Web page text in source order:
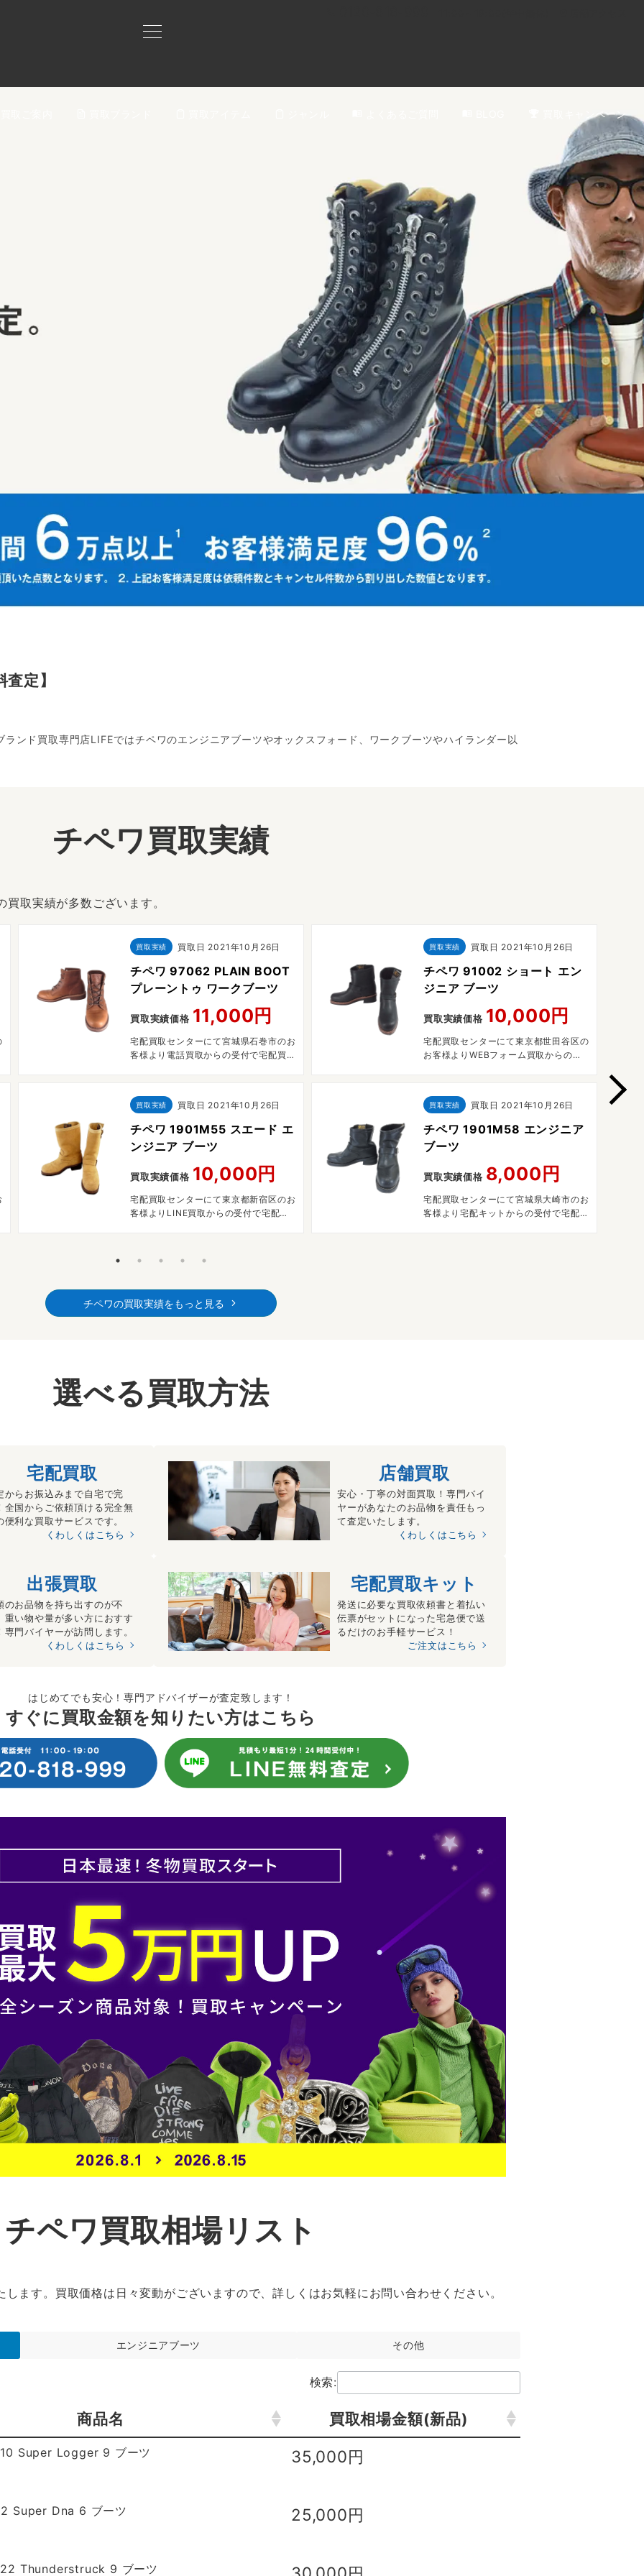
買取キャンペーン
定】
ンド買取専門店LIFEではチペワのエンジニアブーツやオックスフォード、ワークブーツやハイランダー以
チペワ買取実績
取実績が多数ございます。
買取実績 買取日 2021年10月26日
チペワ 97062 PLAIN BOOT
プレーントゥ ワークブーツ
買取実績価格 11,000円
宅配買取センターにて宮城県石巻市のお
客様より電話買取からの受付で宅配買取
買取実績 買取日 2021年10月26日
チペワ 1901M55 スエード エ
ンジニア ブーツ
買取実績価格 10,000円
宅配買取センターにて東京都新宿区のお
客様よりLINE買取からの受付で宅配買
買取実績 買取日 2021年10月26日
チペワ 91002 ショート エン
ジニア ブーツ
買取実績価格 10,000円
宅配買取センターにて東京都世田谷区の
お客様よりWEBフォーム買取からの受
買取実績 買取日 2021年10月26日
チペワ 1901M58 エンジニア
ブーツ
買取実績価格 8,000円
宅配買取センターにて宮城県大崎市のお
客様より宅配キットからの受付で宅配買
チペワの買取実績をもっと見る
選べる買取方法
宅配買取
からお振込みまで自宅で完
全国からご依頼頂ける完全無
便利な買取サービスです。
くわしくはこちら
店舗買取
安心・丁寧の対面買取！専門バイ
ヤーがあなたのお品物を責任もっ
て査定いたします。
くわしくはこちら
出張買取
のお品物を持ち出すのが不
重い物や量が多い方におすす
専門バイヤーが訪問します。
くわしくはこちら
宅配買取キット
発送に必要な買取依頼書と着払い
伝票がセットになった宅急便で送
るだけのお手軽サービス！
ご注文はこちら
はじめてでも安心！専門アドバイザーが査定致します！
すぐに買取金額を知りたい方はこちら
チペワ買取相場リスト
ます。買取価格は日々変動がございますので、詳しくはお気軽にお問い合わせください。
エンジニアブーツ その他
検索:
商品名
買取相場金額(新品)
商品名
買取相場金額(新品)
Super Logger 9 ブーツ 35,000円
Super Dna 6 ブーツ 25,000円
Thunderstruck 9 ブーツ